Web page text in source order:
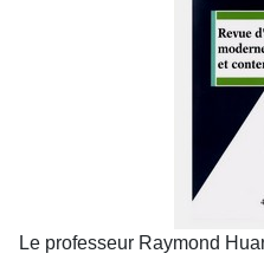
Le professeur Raymond